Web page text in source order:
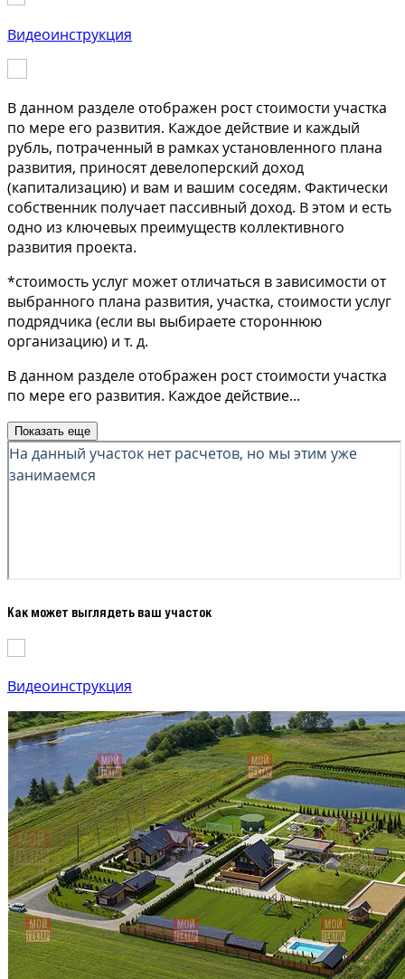
Видеоинструкция
В данном разделе отображен рост стоимости участка
по мере его развития. Каждое действие и каждый
рубль, потраченный в рамках установленного плана
развития, приносят девелоперский доход
(капитализацию) и вам и вашим соседям. Фактически
собственник получает пассивный доход. В этом и есть
одно из ключевых преимуществ коллективного
развития проекта.
*стоимость услуг может отличаться в зависимости от
выбранного плана развития, участка, стоимости услуг
подрядчика (если вы выбираете стороннюю
организацию) и т. д.
В данном разделе отображен рост стоимости участка
по мере его развития. Каждое действие...
Показать еще
Как может выглядеть ваш участок
Видеоинструкция